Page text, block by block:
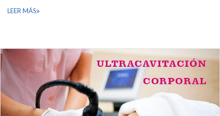
LEER MÁS